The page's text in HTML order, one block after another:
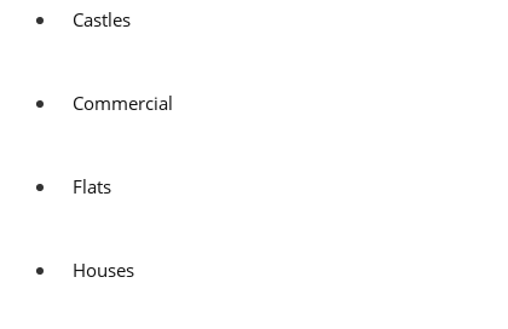
Castles
Commercial
Flats
Houses